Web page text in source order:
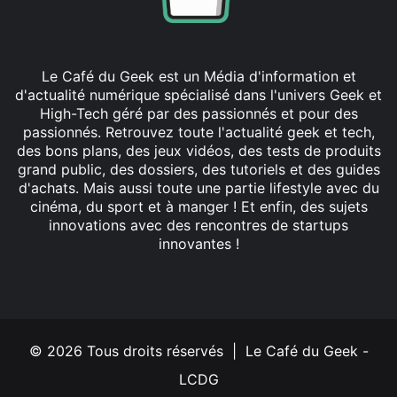
Le Café du Geek est un Média d'information et
d'actualité numérique spécialisé dans l'univers Geek et
High-Tech géré par des passionnés et pour des
passionnés. Retrouvez toute l'actualité geek et tech,
des bons plans, des jeux vidéos, des tests de produits
grand public, des dossiers, des tutoriels et des guides
d'achats. Mais aussi toute une partie lifestyle avec du
cinéma, du sport et à manger ! Et enfin, des sujets
innovations avec des rencontres de startups
innovantes !
© 2026 Tous droits réservés | Le Café du Geek -
LCDG